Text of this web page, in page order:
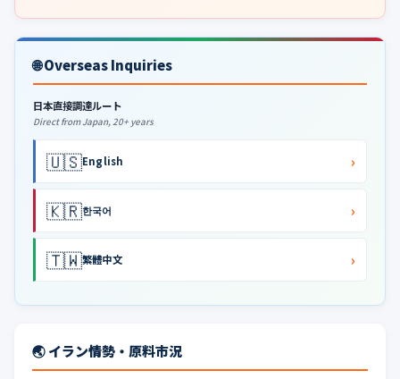
🌐 Overseas Inquiries
日本直接調達ルート
Direct from Japan, 20+ years
🇺🇸English ›
🇰🇷한국어 ›
🇹🇼繁體中文 ›
🌏 イラン情勢・原料市況